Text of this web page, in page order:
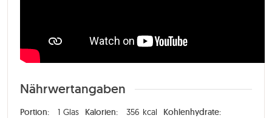
Nährwertangaben
Portion: 1 Glas Kalorien: 356 kcal
Kohlenhydrate: